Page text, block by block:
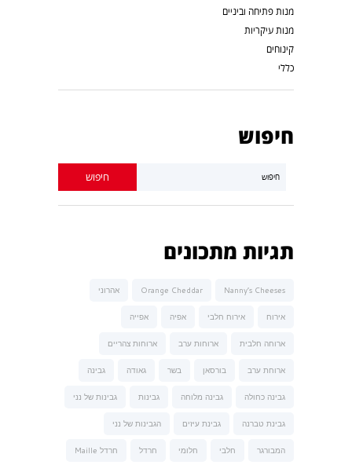
מנות פתיחה וביניים
מנות עיקריות
קינוחים
כללי
חיפוש
תגיות מתכונים
Nanny’s Cheeses
Orange Cheddar אהרוני
אירוח אירוח חלבי אפיה אפייה
ארוחה חלבית ארוחות ערב ארוחות צהריים
ארוחת ערב בורסאן בשר גאודה גבינה
גבינה כחולה גבינה מלוחה גבינות גבינות של נני
גבינת טברנה גבינת עיזים הגבינות של נני
המבורגר חלבי חלומי חרדל חרדל Maille